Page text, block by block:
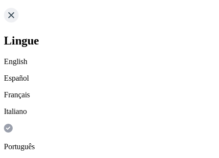
Lingue
English
Español
Français
Italiano
Português